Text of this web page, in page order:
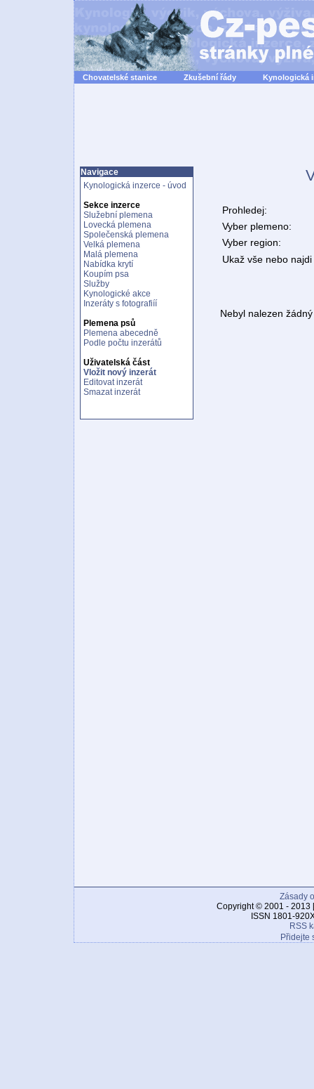
Chovatelské stanice Zkušební řády Kynologická
Navigace
Kynologická inzerce - úvod
Sekce inzerce
Služební plemena
Lovecká plemena
Společenská plemena
Velká plemena
Malá plemena
Nabídka krytí
Koupím psa
Služby
Kynologické akce
Inzeráty s fotografiíí
Plemena psů
Plemena abecedně
Podle počtu inzerátů
Uživatelská část
Vložit nový inzerát
Editovat inzerát
Smazat inzerát
Prohledej:
Vyber plemeno:
Vyber region:
Ukaž vše nebo
Nebyl nalezen
Zásady
Copyright © 2001 - 2013
ISSN 1801-
RSS
Přidejte